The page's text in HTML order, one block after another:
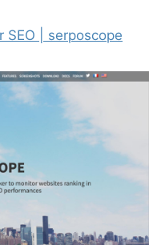
SEO | serposcope